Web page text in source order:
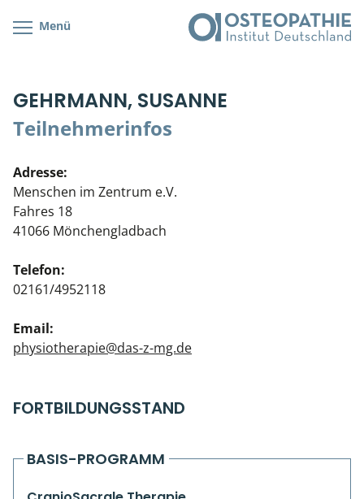
Menü
GEHRMANN, SUSANNE
Teilnehmerinfos
Adresse:
Menschen im Zentrum e.V.
Fahres 18
41066 Mönchengladbach
Telefon:
02161/4952118
Email:
physiotherapie@das-z-mg.de
FORTBILDUNGSSTAND
BASIS-PROGRAMM
Cranial/Neurale Osteopathie
Parietale Osteopathie
Viszerale Osteopathie
Klinische & Praktische Kurse
Live Online-Kurse
Postgraduate- & Spezialkurse
CranioSacrale Ausbildung
Human Reset Week
Kursorte mit Kursangeboten
Bonus-Programm
Veranstaltungsticket DB
Wissenswertes
Teilnehmerliste
Stellenbörse
Soziales Engagement